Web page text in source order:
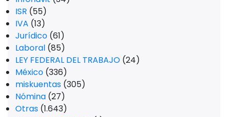
ISR (55)
IVA (13)
Jurídico (61)
Laboral (85)
LEY FEDERAL DEL TRABAJO (24)
México (336)
miskuentas (305)
Nómina (27)
Otras (1.643)